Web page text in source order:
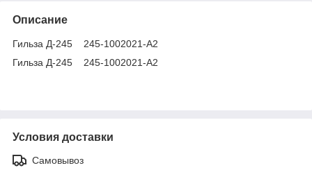
Описание
Гильза Д-245 245-1002021-А2
Гильза Д-245 245-1002021-А2
Условия доставки
Самовывоз